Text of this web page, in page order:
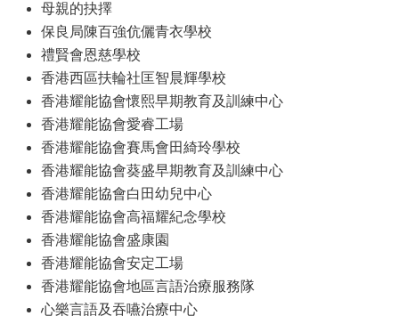
母親的抉擇
保良局陳百強伉儷青衣學校
禮賢會恩慈學校
香港西區扶輪社匡智晨輝學校
香港耀能協會懷熙早期教育及訓練中心
香港耀能協會愛睿工場
香港耀能協會賽馬會田綺玲學校
香港耀能協會葵盛早期教育及訓練中心
香港耀能協會白田幼兒中心
香港耀能協會高福耀紀念學校
香港耀能協會盛康園
香港耀能協會安定工場
香港耀能協會地區言語治療服務隊
心樂言語及吞嚥治療中心